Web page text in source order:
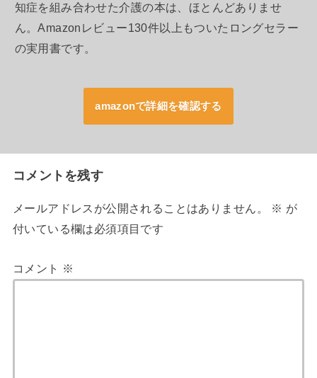
知症を組み合わせた介護の本は、ほとんどありませ
ん。Amazonレビュー130件以上もついたロングセラー
の実用書です。
amazonで詳細を確認する
コメントを残す
メールアドレスが公開されることはありません。 ※ が
付いている欄は必須項目です
コメント ※